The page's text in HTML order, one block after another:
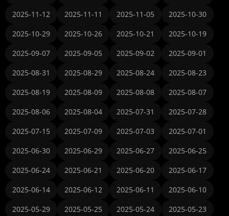
2025-11-12
2025-11-11 2025-11-05
2025-10-30
2025-10-29
2025-10-26 2025-10-21
2025-10-19
2025-09-07
2025-09-05 2025-09-02
2025-09-01
2025-08-31
2025-08-29 2025-08-24
2025-08-23
2025-08-19
2025-08-09 2025-08-08
2025-08-07
2025-08-06
2025-08-04 2025-07-31
2025-07-28
2025-07-15
2025-07-09 2025-07-03
2025-07-01
2025-06-30
2025-06-29 2025-06-27
2025-06-25
2025-06-24
2025-06-21 2025-06-20
2025-06-17
2025-06-14
2025-06-12 2025-06-11
2025-06-10
2025-05-29
2025-05-25 2025-05-24
2025-05-23